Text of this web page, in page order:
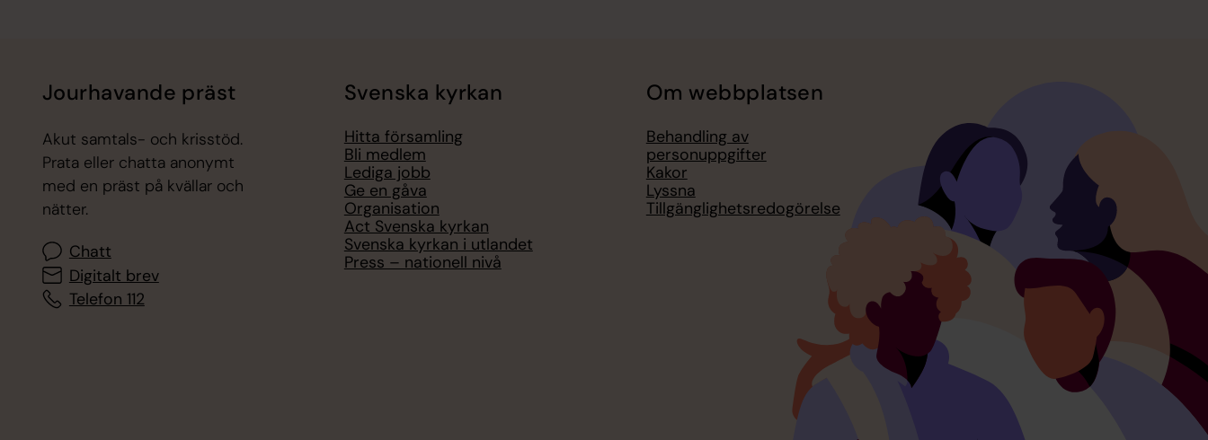
Jourhavande präst
Akut samtals- och krisstöd.
Prata eller chatta anonymt
med en präst på kvällar och
nätter.
Chatt
Digitalt brev
Telefon 112
Svenska kyrkan
Hitta församling
Bli medlem
Lediga jobb
Ge en gåva
Organisation
Act Svenska kyrkan
Svenska kyrkan i utlandet
Press – nationell nivå
Om webbplatsen
Behandling av
personuppgifter
Kakor
Lyssna
Tillgänglighetsredogörelse